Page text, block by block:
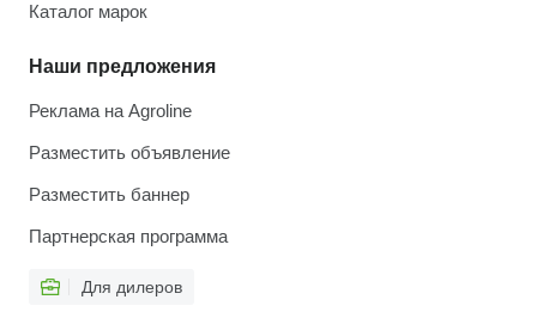
Каталог марок
Наши предложения
Реклама на Agroline
Разместить объявление
Разместить баннер
Партнерская программа
Для дилеров